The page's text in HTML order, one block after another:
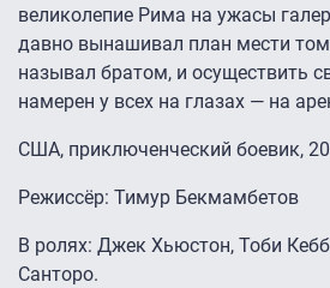
великолепие Рима на ужасы
давно вынашивал план мести
называл братом, и осуществить
намерен у всех на глазах — на
США, приключенческий боевик,
Режиссёр: Тимур Бекмамбетов
В ролях: Джек Хьюстон, Тоби
Санторо.